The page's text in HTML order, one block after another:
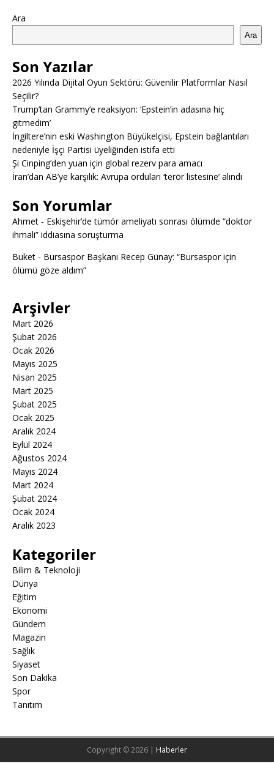
Ara
Ara
Son Yazılar
2026 Yılında Dijital Oyun Sektörü: Güvenilir Platformlar Nasıl
Seçilir?
Trump’tan Grammy’e reaksiyon: ‘Epstein’in adasına hiç
gitmedim’
İngiltere’nin eski Washington Büyükelçisi, Epstein bağlantıları
nedeniyle İşçi Partisi üyeliğinden istifa etti
Şi Cinping’den yuan için global rezerv para amacı
İran’dan AB’ye karşılık: Avrupa orduları ‘terör listesine’ alındı
Son Yorumlar
Ahmet - Eskişehir’de tümör ameliyatı sonrası ölümde “doktor
ihmali” iddiasına soruşturma
Buket - Bursaspor Başkanı Recep Günay: “Bursaspor için
ölümü göze aldım”
Arşivler
Mart 2026
Şubat 2026
Ocak 2026
Mayıs 2025
Nisan 2025
Mart 2025
Şubat 2025
Ocak 2025
Aralık 2024
Eylül 2024
Ağustos 2024
Mayıs 2024
Mart 2024
Şubat 2024
Ocak 2024
Aralık 2023
Kategoriler
Bilim & Teknoloji
Dünya
Eğitim
Ekonomi
Gündem
Magazin
Sağlık
Siyaset
Son Dakika
Spor
Tanıtım
Copyright © 2026 | Haberler